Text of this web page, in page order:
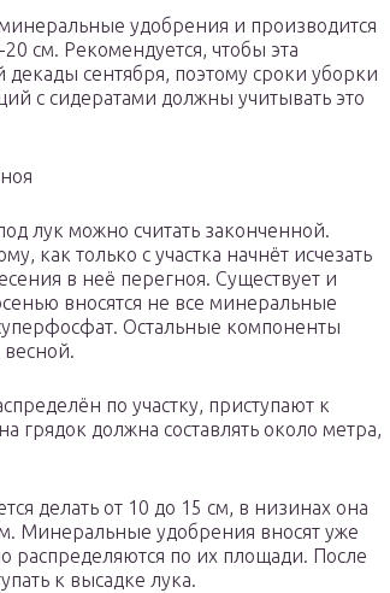
удобрения и производится
см. Рекомендуется, чтобы эта
сентября, поэтому сроки уборки
с сидератами должны учитывать это
лук можно считать законченной.
как только с участка начнёт исчезать
в неё перегноя. Существует и
вносятся не все минеральные
Остальные компоненты
весной.
по участку, приступают к
должна составлять около метра,
делать от 10 до 15 см, в низинах она
Минеральные удобрения вносят уже
по их площади. После
к высадке лука.